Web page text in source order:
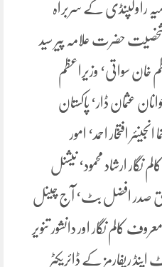
راولپنڈی کے سربراہ
حضرت علامہ پیر سید
خان سواتی‘ وزیراعظم
عثمان ڈار‘ پاکستان
افتخار احمد‘ امور
نگار ارشاد محمود‘ نیشنل
صدر افضل بٹ‘ آج چینل
کالم نگار اور دانشور تنویر
اینڈ ریفارمز کے ڈائریکٹر